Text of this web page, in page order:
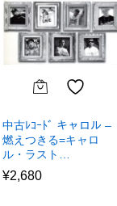
中古ﾚｺｰﾄﾞ キャロル –
燃えつきる=キャロ
ル・ラスト…
¥2,680